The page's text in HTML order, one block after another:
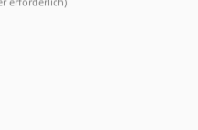
Wandel,
die gesamte Branche
Viele Menschen wählen